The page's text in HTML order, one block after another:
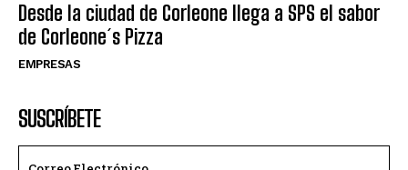
Desde la ciudad de Corleone llega a SPS el sabor
de Corleone´s Pizza
EMPRESAS
SUSCRÍBETE